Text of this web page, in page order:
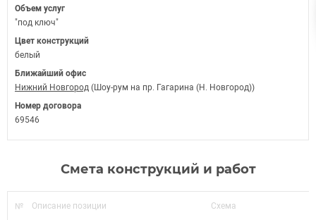
Объем услуг
"под ключ"
Цвет конструкций
белый
Ближайший офис
Нижний Новгород (Шоу-рум на пр. Гагарина (Н. Новгород))
Номер договора
69546
Смета конструкций и работ
№ Описание позиции Схема